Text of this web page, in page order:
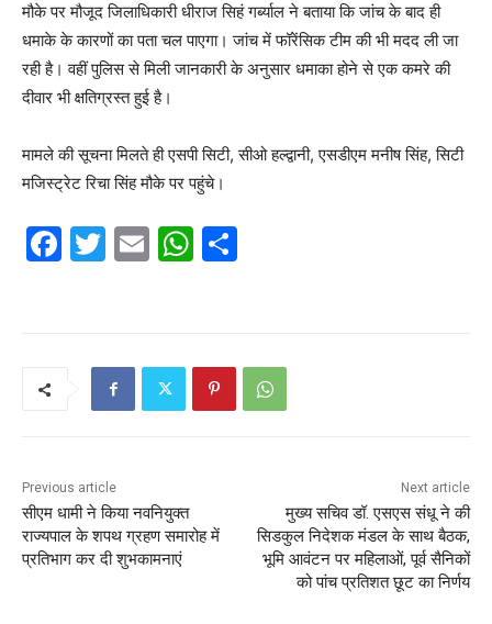
मौके पर मौजूद जिलाधिकारी धीराज सिहं गर्ब्याल ने बताया कि जांच के बाद ही
धमाके के कारणों का पता चल पाएगा। जांच में फॉरेंसिक टीम की भी मदद ली जा
रही है। वहीं पुलिस से मिली जानकारी के अनुसार धमाका होने से एक कमरे की
दीवार भी क्षतिग्रस्त हुई है।
मामले की सूचना मिलते ही एसपी सिटी, सीओ हल्द्वानी, एसडीएम मनीष सिंह, सिटी
मजिस्ट्रेट रिचा सिंह मौके पर पहुंचे।
F
k
T
E
W
A
p
Previous article
सीएम धामी ने किया नवनियुक्त
राज्यपाल के शपथ ग्रहण समारोह में
प्रतिभाग कर दी शुभकामनाएं
Next article
मुख्य सचिव डॉ. एसएस संधू ने की
सिडकुल निदेशक मंडल के साथ बैठक,
भूमि आवंटन पर महिलाओं, पूर्व सैनिकों
को पांच प्रतिशत छूट का निर्णय